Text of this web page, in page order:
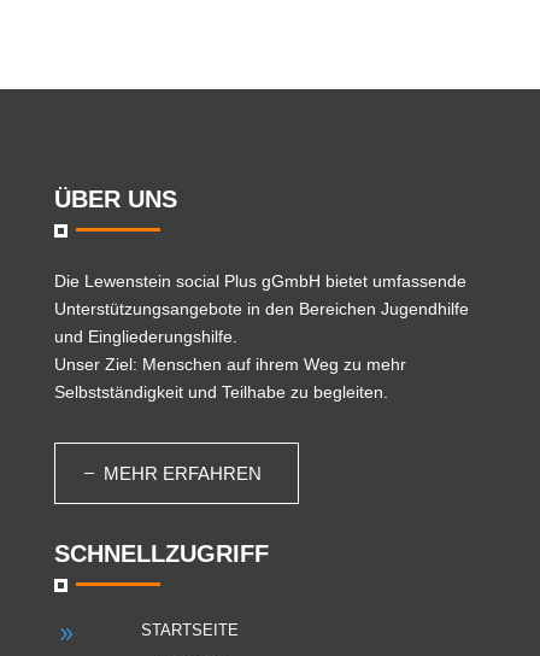
ÜBER UNS
Die Lewenstein social Plus gGmbH bietet umfassende
Unterstützungsangebote in den Bereichen Jugendhilfe
und Eingliederungshilfe.
Unser Ziel: Menschen auf ihrem Weg zu mehr
Selbstständigkeit und Teilhabe zu begleiten.
MEHR ERFAHREN
SCHNELLZUGRIFF
9 STARTSEITE